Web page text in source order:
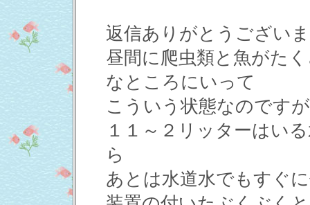
返信ありがとうござい
昼間に爬虫類と魚がた
なところにいって
こういう状態なのです
１１～２リッターはい
ら
あとは水道水でもすぐ